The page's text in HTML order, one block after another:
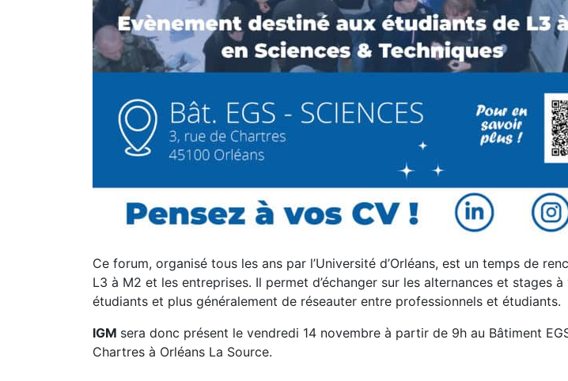
Ce forum, organisé tous les ans par l’Université d’Orléans, est un temps de
L3 à M2 et les entreprises. Il permet d’échanger sur les alternances et stages
étudiants et plus généralement de réseauter entre professionnels et étudiants.
IGM sera donc présent le vendredi 14 novembre à partir de 9h au Bâtiment
Chartres à Orléans La Source.